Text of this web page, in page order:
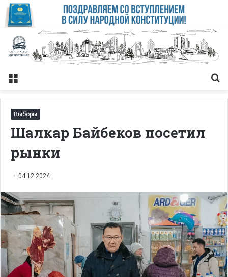
Меню
Выборы
Шалкар Байбеков посетил
рынки
04.12.2024